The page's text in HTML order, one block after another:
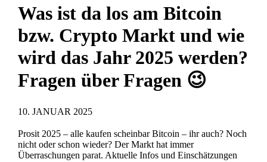
Was ist da los am Bitcoin
bzw. Crypto Markt und wie
wird das Jahr 2025 werden?
Fragen über Fragen 😉
10. JANUAR 2025
Prosit 2025 – alle kaufen scheinbar Bitcoin – ihr auch? Noch
nicht oder schon wieder? Der Markt hat immer
Überraschungen parat. Aktuelle Infos und Einschätzungen